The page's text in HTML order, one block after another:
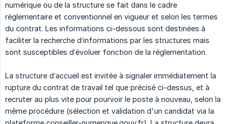
numérique ou de la structure se fait dans le cadre
réglementaire et conventionnel en vigueur et selon les termes
du contrat. Les informations ci-dessous sont destinées à
faciliter la recherche d’informations par les structures mais
sont susceptibles d’évoluer fonction de la réglementation.
La structure d’accueil est invitée à signaler immédiatement la
rupture du contrat de travail tel que précisé ci-dessus, et à
recruter au plus vite pour pourvoir le poste à nouveau, selon la
même procédure (sélection et validation d'un candidat via la